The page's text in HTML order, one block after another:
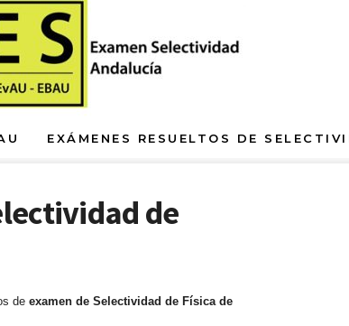
EXÁMENES RESUELTOS DE
de
de examen de Selectividad de Física de